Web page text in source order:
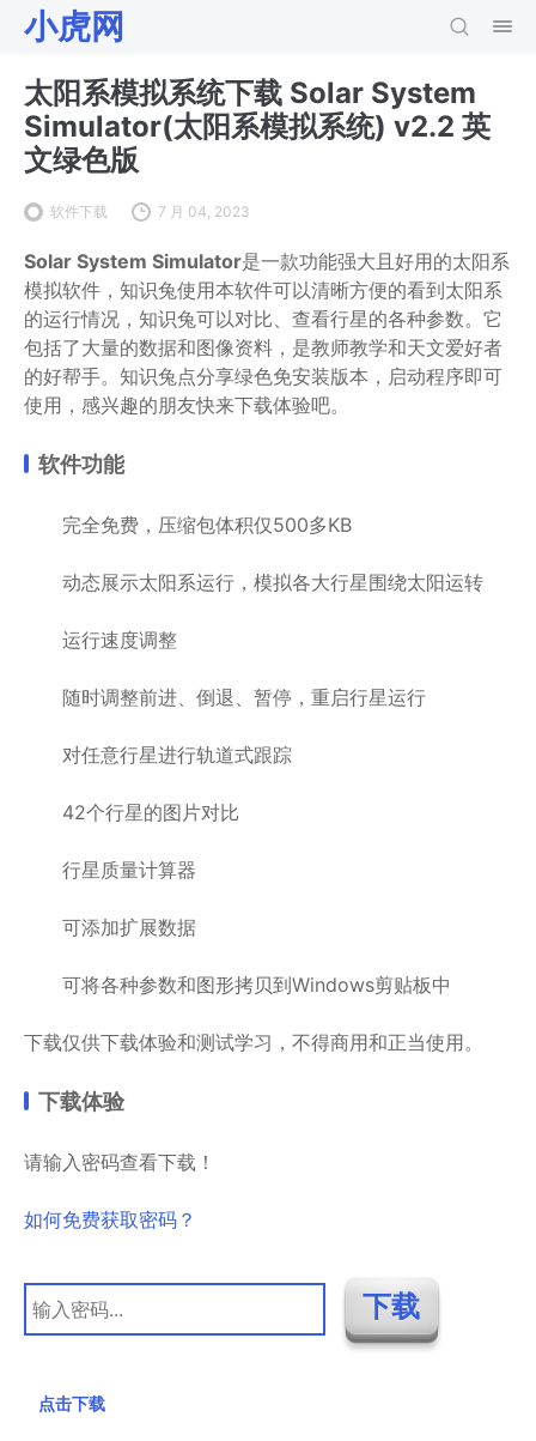
小虎网
太阳系模拟系统下载 Solar System
Simulator(太阳系模拟系统) v2.2 英
文绿色版
软件下载 7 月 04, 2023
Solar System Simulator是一款功能强大且好用的太阳系
模拟软件，知识兔使用本软件可以清晰方便的看到太阳系
的运行情况，知识兔可以对比、查看行星的各种参数。它
包括了大量的数据和图像资料，是教师教学和天文爱好者
的好帮手。知识兔点分享绿色免安装版本，启动程序即可
使用，感兴趣的朋友快来下载体验吧。
软件功能
完全免费，压缩包体积仅500多KB
动态展示太阳系运行，模拟各大行星围绕太阳运转
运行速度调整
随时调整前进、倒退、暂停，重启行星运行
对任意行星进行轨道式跟踪
42个行星的图片对比
行星质量计算器
可添加扩展数据
可将各种参数和图形拷贝到Windows剪贴板中
下载仅供下载体验和测试学习，不得商用和正当使用。
下载体验
请输入密码查看下载！
如何免费获取密码？
点击下载